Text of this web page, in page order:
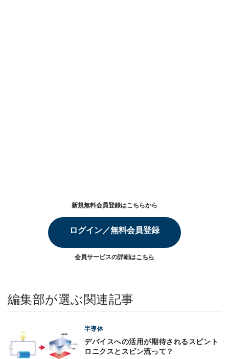
新規無料会員登録はこちらから
ログイン／無料会員登録
会員サービスの詳細はこちら
編集部が選ぶ関連記事
半導体
デバイスへの活用が期待されるスピント
ロニクスとスピン流って？